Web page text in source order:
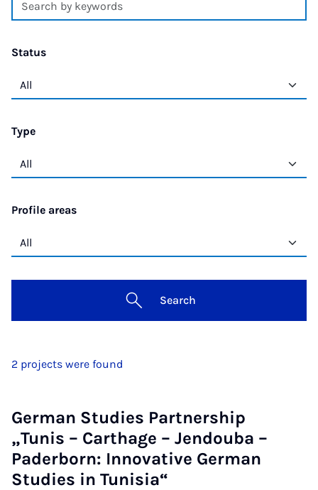
Status
Type
Profile areas
Search
2 projects were found
German Studies Partnership
„Tunis – Carthage – Jendouba –
Paderborn: Innovative German
Studies in Tunisia“